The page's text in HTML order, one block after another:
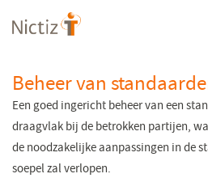
Overslaan
en
gaan
Beheer van
Een goed ingericht beheer van een
draagvlak bij de betrokken partijen,
de noodzakelijke aanpassingen in de
soepel zal verlopen.